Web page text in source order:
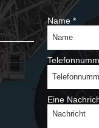
Name*
Eine